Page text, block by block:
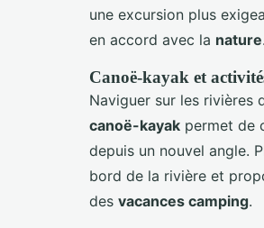
une excursion plus
en accord avec la nature.
Canoë-kayak et
Naviguer sur les rivières
canoë-kayak permet de
depuis un nouvel angle.
bord de la rivière et
des vacances camping.